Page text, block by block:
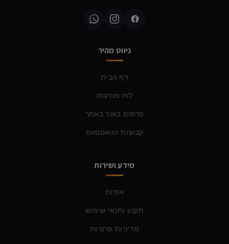
ניווט מהיר
דף הבית
לוח מודעות
פרסום באנר באתר
קבוצות הוואטסאפ
מידע ושירות
אודות
תקנון ותנאי שימוש
מדיניות פרטיות